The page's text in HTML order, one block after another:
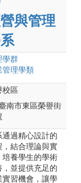
與管理
學群
管理學類
校區
南市東區榮譽街
通過精心設計的
，結合理論與實
培養學生的學術
，並提供充足的
實習機會，讓學